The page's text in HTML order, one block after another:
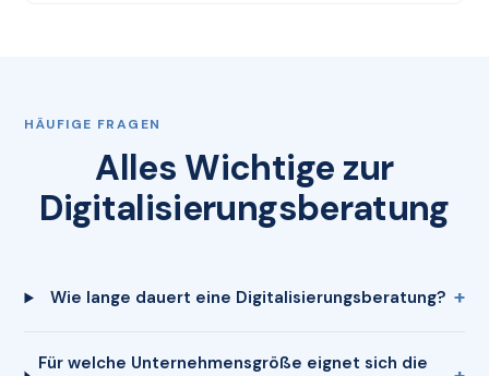
HÄUFIGE FRAGEN
Alles Wichtige zur
Digitalisierungsberatung
Wie lange dauert eine Digitalisierungsberatung?
Für welche Unternehmensgröße eignet sich die